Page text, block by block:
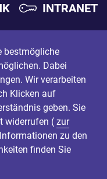
INTRANET
bestmögliche
Dabei
Wir verarbeiten
Klicken auf
geben. Sie
widerrufen ( zur
zu den
finden Sie